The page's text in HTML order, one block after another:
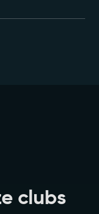
clubs